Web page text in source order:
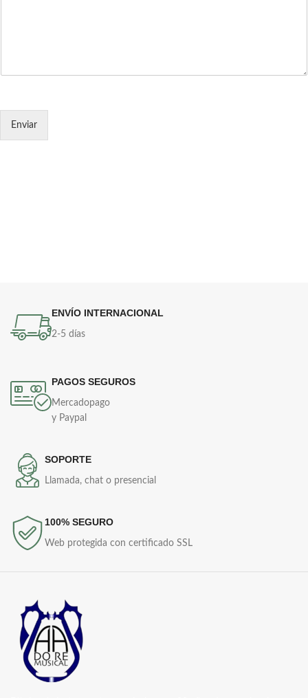
Enviar
ENVÍO INTERNACIONAL
2-5 días
PAGOS SEGUROS
Mercadopago
y Paypal
SOPORTE
Llamada, chat o presencial
100% SEGURO
Web protegida con certificado SSL